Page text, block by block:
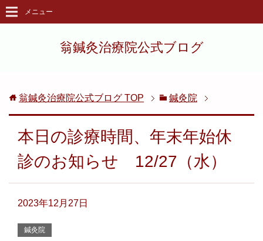
翁鍼灸治療院公式ブログ
メニュー
翁鍼灸治療院公式ブログ TOP 鍼灸院
本日の診療時間、年末年始休
診のお知らせ 12/27（水）
2023年12月27日
鍼灸院